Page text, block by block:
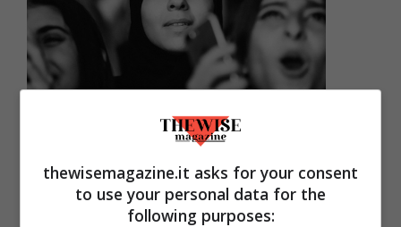
Se vietare l’hijab è una scelta a
favore delle donne
Aprile 17, 2021
thewisemagazine.it asks for your consent
to use your personal data for the
following purposes: